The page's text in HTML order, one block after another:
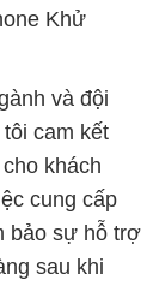
Khử
và đội
cam kết
khách
cung cấp
bảo sự hỗ trợ
sau khi